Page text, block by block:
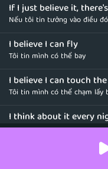
If I just believe it,
Nếu tôi tin tưởng vào điều
I believe I can fly
Tôi tin mình có thể bay
I believe I can touch
Tôi tin mình có thể chạm lấy
I think about it every
Tôi nghĩ về điều đó cả ngày
Spread my wings and